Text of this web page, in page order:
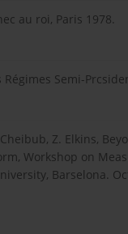
au roi, Paris 1978.
Régimes Semi-
Cheibub, Z. Elkins,
Workshop on
Barselona.